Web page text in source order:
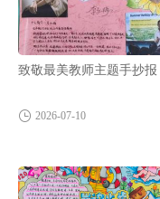
致敬最美教师主题手抄报
2026-07-10